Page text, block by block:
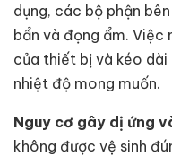
dụng, các bộ phận
bẩn và đọng ẩm. Việc
của thiết bị và kéo
nhiệt độ mong muốn.
Nguy cơ gây dị ứng
không được vệ sinh